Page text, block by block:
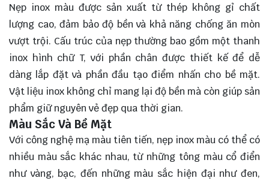
Nẹp inox màu được sản xuất từ thép không gỉ chất
lượng cao, đảm bảo độ bền và khả năng chống ăn mòn
vượt trội. Cấu trúc của nẹp thường bao gồm một thanh
inox hình chữ T, với phần chân được thiết kế để dễ
dàng lắp đặt và phần đầu tạo điểm nhấn cho bề mặt.
Vật liệu inox không chỉ mang lại độ bền mà còn giúp sản
phẩm giữ nguyên vẻ đẹp qua thời gian.
Màu Sắc Và Bề Mặt
Với công nghệ mạ màu tiên tiến, nẹp inox màu có thể có
nhiều màu sắc khác nhau, từ những tông màu cổ điển
như vàng, bạc, đến những màu sắc hiện đại như đen,